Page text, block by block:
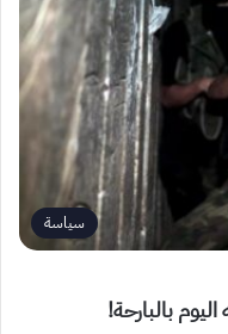
سياسة
بالبارحة!